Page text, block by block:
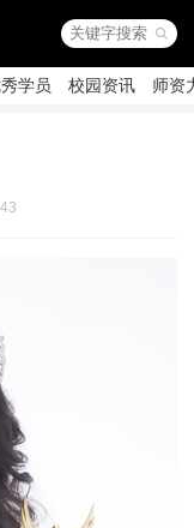
学员 校园资讯 师资